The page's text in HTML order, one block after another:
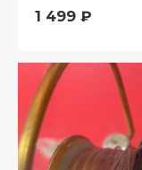
1 499 ₽